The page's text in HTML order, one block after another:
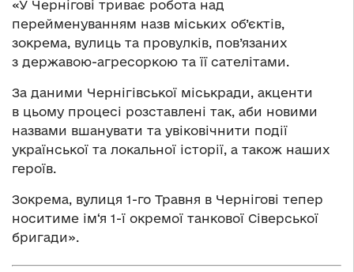
«У Чернігові триває робота над
перейменуванням назв міських об’єктів,
зокрема, вулиць та провулків, пов’язаних
з державою-агресоркою та її сателітами.
За даними Чернігівської міськради, акценти
в цьому процесі розставлені так, аби новими
назвами вшанувати та увіковічнити події
української та локальної історії, а також наших
героїв.
Зокрема, вулиця 1-го Травня в Чернігові тепер
носитиме ім‘я 1-ї окремої танкової Сіверської
бригади».